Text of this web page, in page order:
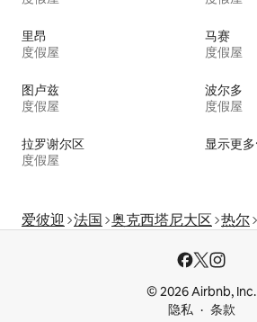
里昂
度假屋
马赛
度假屋
图卢兹
度假屋
波尔多
度假屋
拉罗谢尔区
度假屋
显示更多
爱彼迎 法国 奥克西塔尼大区 热尔
© 2026 Airbnb, Inc.
隐私
条款